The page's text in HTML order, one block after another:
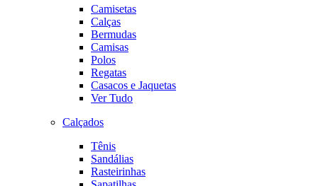
Camisetas
Calças
Bermudas
Camisas
Polos
Regatas
Casacos e Jaquetas
Ver Tudo
Calçados
Tênis
Sandálias
Rasteirinhas